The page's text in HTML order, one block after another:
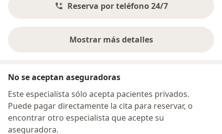
Reserva por teléfono 24/7
Mostrar más detalles
sobre la dirección
No se aceptan aseguradoras
Este especialista sólo acepta pacientes privados.
Puede pagar directamente la cita para reservar, o
encontrar otro especialista que acepte su
aseguradora.